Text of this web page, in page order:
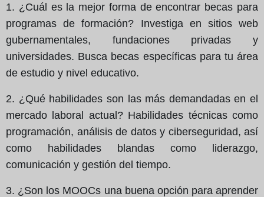
1. ¿Cuál es la mejor forma de encontrar becas para
programas de formación? Investiga en sitios web
gubernamentales, fundaciones privadas y
universidades. Busca becas específicas para tu área
de estudio y nivel educativo.
2. ¿Qué habilidades son las más demandadas en el
mercado laboral actual? Habilidades técnicas como
programación, análisis de datos y ciberseguridad, así
como habilidades blandas como liderazgo,
comunicación y gestión del tiempo.
3. ¿Son los MOOCs una buena opción para aprender